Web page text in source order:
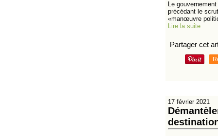
Le
précédant le
«manœuvre
Lire la suite
Partager cet
17 février 2021